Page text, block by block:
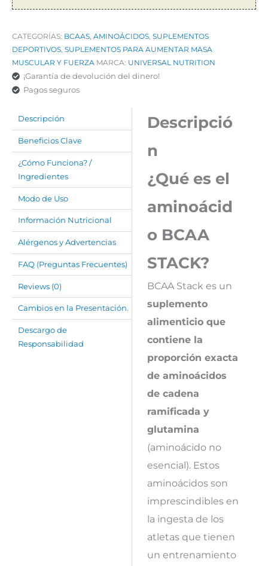
CATEGORÍAS: BCAAS AMINOÁCIDOS SUPLEMENTOS
DEPORTIVOS SUPLEMENTOS PARA AUMENTAR MASA
MUSCULAR Y FUERZA MARCA: UNIVERSAL NUTRITION
¡Garantía de devolución del dinero!
Pagos seguros
Descripción
Beneficios Clave
¿Cómo Funciona? /
Ingredientes
Modo de Uso
Información Nutricional
Alérgenos y Advertencias
FAQ (Preguntas Frecuentes)
Reviews (0)
Cambios en la Presentación.
Descargo de
Responsabilidad
Descripció
n
¿Qué es el
aminoácid
o BCAA
STACK?
BCAA Stack es un
suplemento
alimenticio que
contiene la
proporción exacta
de aminoácidos
de cadena
ramificada y
glutamina
(aminoácido no
esencial). Estos
aminoácidos son
imprescindibles en
la ingesta de los
atletas que tienen
un entrenamiento